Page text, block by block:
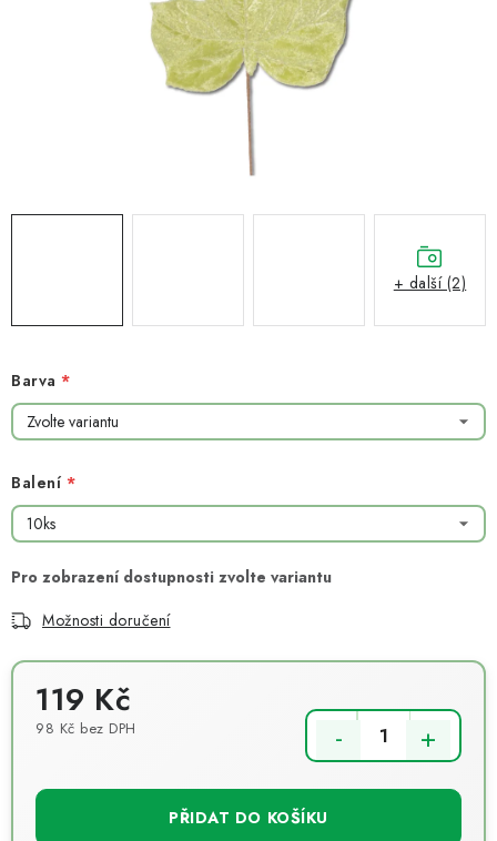
TIPY NA TVOŘENÍ
O nás - kdo jsme?
Obchodní podmínky
Barva
Balení
Možnosti doručení
119 Kč
98 Kč bez DPH
PŘIDAT DO KOŠÍKU
+ další (2)